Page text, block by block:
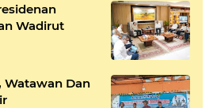
Wadirut
Watawan Dan